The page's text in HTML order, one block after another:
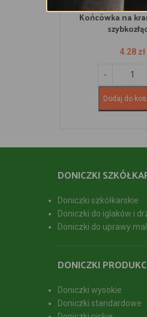
Końcówka na
4.28 zł
Dodaj do
DONICZKI
Doniczki szkółkarskie
Doniczki do iglaków i
Doniczki do uprawy
DONICZKI
Doniczki wysokie
Doniczki standardowe